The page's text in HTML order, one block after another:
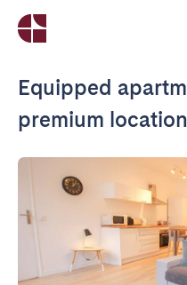
Equipped
premium location